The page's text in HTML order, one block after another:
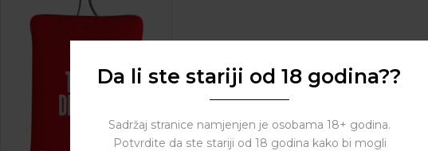
Da li ste stariji od 18 godina??
Sadržaj stranice namjenjen je osobama 18+ godina.
Potvrdite da ste stariji od 18 godina kako bi mogli